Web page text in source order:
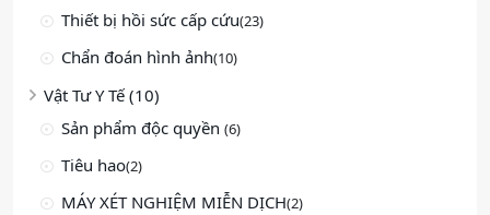
Thiết bị hồi sức cấp cứu(23)
Chẩn đoán hình ảnh(10)
Vật Tư Y Tế (10)
Sản phẩm độc quyền (6)
Tiêu hao(2)
MÁY XÉT NGHIỆM MIỄN DỊCH(2)